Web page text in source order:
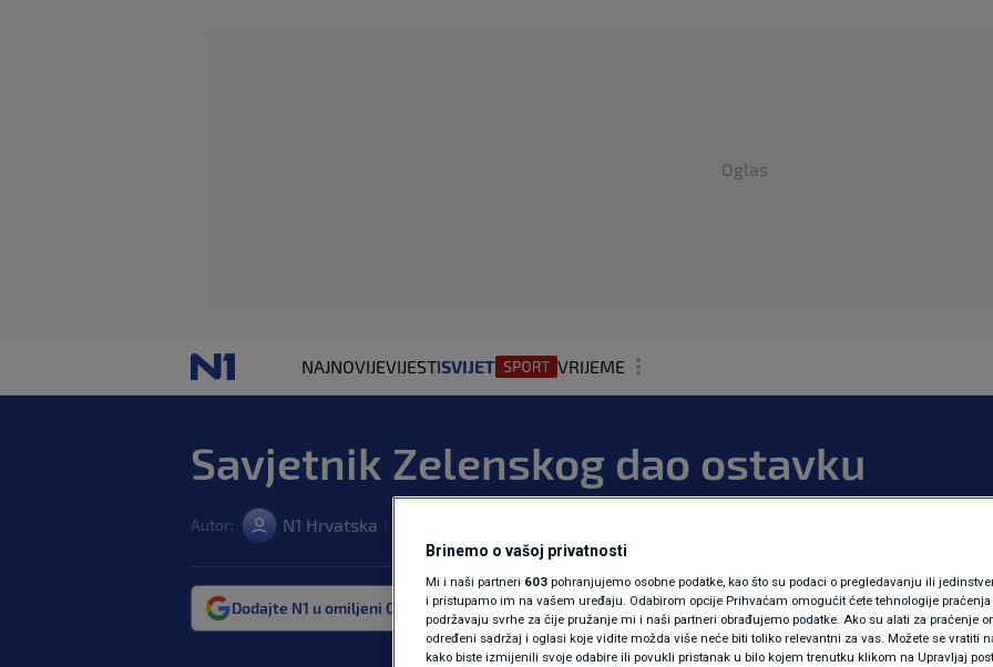
Oglas
NAJNOVIJEVIJESTISVIJET
VRIJEME
REGIJA
MAGAZIN
KOLUMNE
N1(DIS)INFO
Savjetnik Zelenskog dao ostavku
Autor: N1 Hrvatska
Dodajte N1 u omiljeni Google izvor Više
Brinemo o vašoj privatnosti
Mi i naši partneri 603 pohranjujemo osobne podatke, kao što su podaci o pregledavanju ili
i pristupamo im na vašem uređaju. Odabirom opcije Prihvaćam omogućit ćete tehnologije praćenja
podržavaju svrhe za čije pružanje mi i naši partneri obrađujemo podatke. Ako su alati za praćenje
određeni sadržaj i oglasi koje vidite možda više neće biti toliko relevantni za vas. Možete se vratiti
kako biste izmijenili svoje odabire ili povukli pristanak u bilo kojem trenutku klikom na Upravljaj